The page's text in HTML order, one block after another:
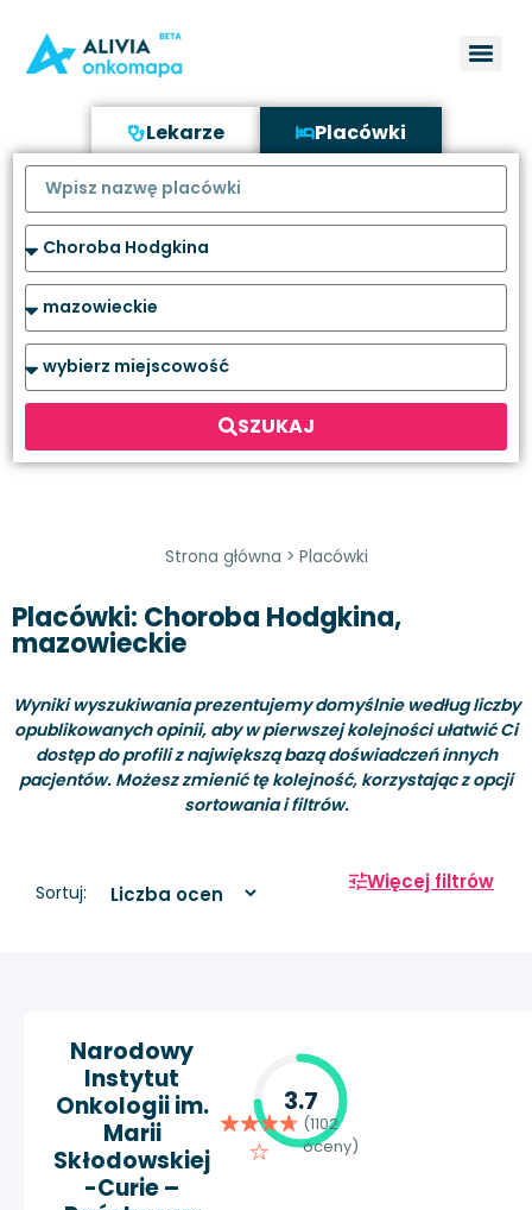
Lekarze Placówki
SZUKAJ
Strona główna > Placówki
Placówki: Choroba Hodgkina,
mazowieckie
Wyniki wyszukiwania prezentujemy domyślnie według liczby
opublikowanych opinii, aby w pierwszej kolejności ułatwić Ci
dostęp do profili z największą bazą doświadczeń innych
pacjentów. Możesz zmienić tę kolejność, korzystając z opcji
sortowania i filtrów.
Sortuj: Więcej filtrów
Narodowy
Instytut
Onkologii im.
Marii
Skłodowskiej
-Curie –
3.7
(1102
oceny)